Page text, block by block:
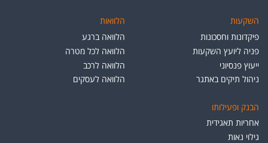
השקעות
פיקדונות וחסכונות
פניה ליועץ השקעות
ייעוץ פנסיוני
ניהול תיקים באתגר
הלוואות
הלוואה ברגע
הלוואה לכל מטרה
הלוואה לרכב
הלוואה לעסקים
הבנק ופעילותו
אחריות תאגידית
גילוי נאות